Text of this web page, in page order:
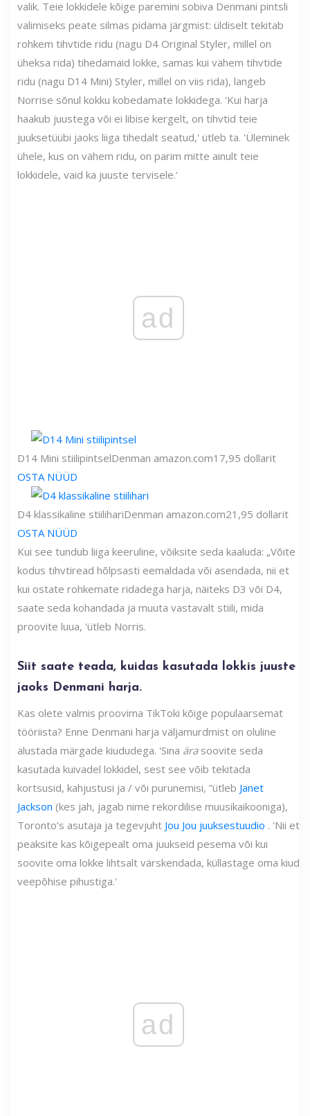
valik. Teie lokkidele kõige paremini sobiva Denmani pintsli
valimiseks peate silmas pidama järgmist: üldiselt tekitab
rohkem tihvtide ridu (nagu D4 Original Styler, millel on
üheksa rida) tihedamaid lokke, samas kui vähem tihvtide
ridu (nagu D14 Mini) Styler, millel on viis rida), langeb
Norrise sõnul kokku kobedamate lokkidega. 'Kui harja
haakub juustega või ei libise kergelt, on tihvtid teie
juuksetüübi jaoks liiga tihedalt seatud,' ütleb ta. 'Üleminek
ühele, kus on vähem ridu, on parim mitte ainult teie
lokkidele, vaid ka juuste tervisele.'
ad
D14 Mini stiilipintselDenman amazon.com17,95 dollarit
OSTA NÜÜD
D4 klassikaline stiilihariDenman amazon.com21,95 dollarit
OSTA NÜÜD
Kui see tundub liiga keeruline, võiksite seda kaaluda: „Võite
kodus tihvtiread hõlpsasti eemaldada või asendada, nii et
kui ostate rohkemate ridadega harja, näiteks D3 või D4,
saate seda kohandada ja muuta vastavalt stiili, mida
proovite luua, 'ütleb Norris.
Siit saate teada, kuidas kasutada lokkis juuste
jaoks Denmani harja.
Kas olete valmis proovima TikToki kõige populaarsemat
tööriista? Enne Denmani harja väljamurdmist on oluline
alustada märgade kiududega. 'Sina ärasoovite seda
kasutada kuivadel lokkidel, sest see võib tekitada
kortsusid, kahjustusi ja / või purunemisi, ”ütleb Janet
Jackson (kes jah, jagab nime rekordilise muusikaikooniga),
Toronto’s asutaja ja tegevjuht Jou Jou juuksestuudio . 'Nii et
peaksite kas kõigepealt oma juukseid pesema või kui
soovite oma lokke lihtsalt värskendada, küllastage oma kiud
veepõhise pihustiga.'
ad